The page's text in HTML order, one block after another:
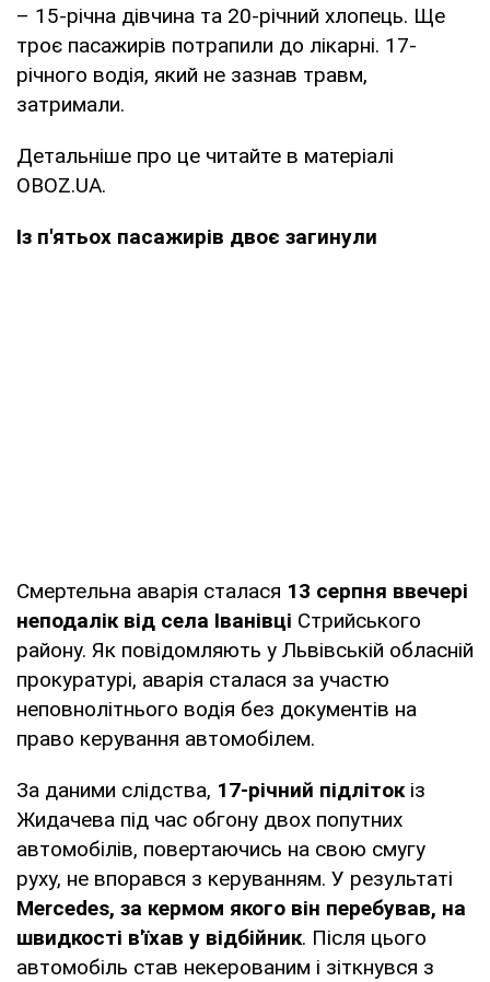
– 15-річна дівчина та 20-річний хлопець. Ще
троє пасажирів потрапили до лікарні. 17-
річного водія, який не зазнав травм,
затримали.
Детальніше про це читайте в матеріалі
OBOZ.UA.
Із п'ятьох пасажирів двоє загинули
Смертельна аварія сталася 13 серпня ввечері
неподалік від села Іванівці Стрийського
району. Як повідомляють у Львівській обласній
прокуратурі, аварія сталася за участю
неповнолітнього водія без документів на
право керування автомобілем.
За даними слідства, 17-річний підлітокіз
Жидачева під час обгону двох попутних
автомобілів, повертаючись на свою смугу
руху, не впорався з керуванням. У результаті
Mercedes, за кермом якого він перебував, на
швидкості в'їхав у відбійник. Після цього
автомобіль став некерованим і зіткнувся з